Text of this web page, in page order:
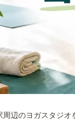
周辺のヨガスタジ